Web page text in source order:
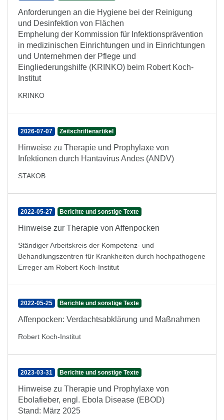
Anforderungen an die Hygiene bei der Reinigung
und Desinfektion von Flächen
Emphelung der Kommission für Infektionsprävention
in medizinischen Einrichtungen und in Einrichtungen
und Unternehmen der Pflege und
Eingliederungshilfe (KRINKO) beim Robert Koch-
Institut
KRINKO
2026-07-07 Zeitschriftenartikel
Hinweise zu Therapie und Prophylaxe von
Infektionen durch Hantavirus Andes (ANDV)
STAKOB
2022-05-27 Berichte und sonstige Texte
Hinweise zur Therapie von Affenpocken
Ständiger Arbeitskreis der Kompetenz- und
Behandlungszentren für Krankheiten durch hochpathogene
Erreger am Robert Koch-Institut
2022-05-25 Berichte und sonstige Texte
Affenpocken: Verdachtsabklärung und Maßnahmen
Robert Koch-Institut
2023-03-31 Berichte und sonstige Texte
Hinweise zu Therapie und Prophylaxe von
Ebolafieber, engl. Ebola Disease (EBOD)
Stand: März 2025